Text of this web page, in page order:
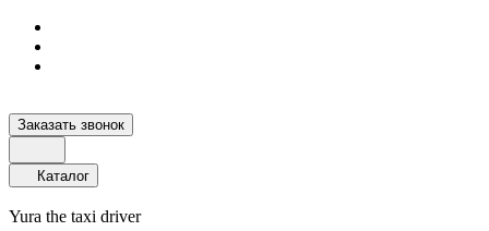
Заказать звонок
Каталог
Yura the taxi driver